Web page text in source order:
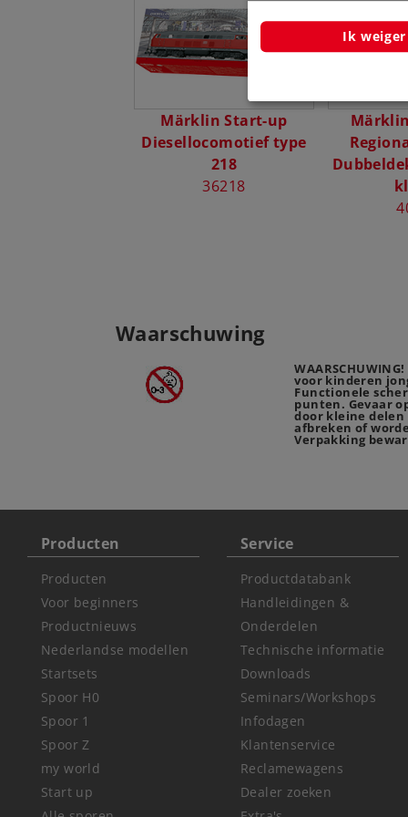
Märklin Start-up
Diesellocomotief type
218
36218
Waarschuwing
voor kinderen
Functionele
punten. Gevaar
door kleine
afbreken of
Verpakking
Producten
Producten
Voor beginners
Productnieuws
Nederlandse modellen
Startsets
Spoor H0
Spoor 1
Spoor Z
my world
Start up
Service
Productdatabank
Handleidingen &
Onderdelen
Technische informatie
Downloads
Seminars/Workshops
Infodagen
Klantenservice
Reclamewagens
Dealer zoeken
Ik weiger